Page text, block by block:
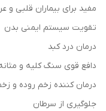
مفید برای بیماران قلبی و
تقویت سیستم ایمنی بدن
درمان درد کبد
دافع قوی سنگ کلیه و
درمان کننده زخم روده و
جلوگیری از سرطان